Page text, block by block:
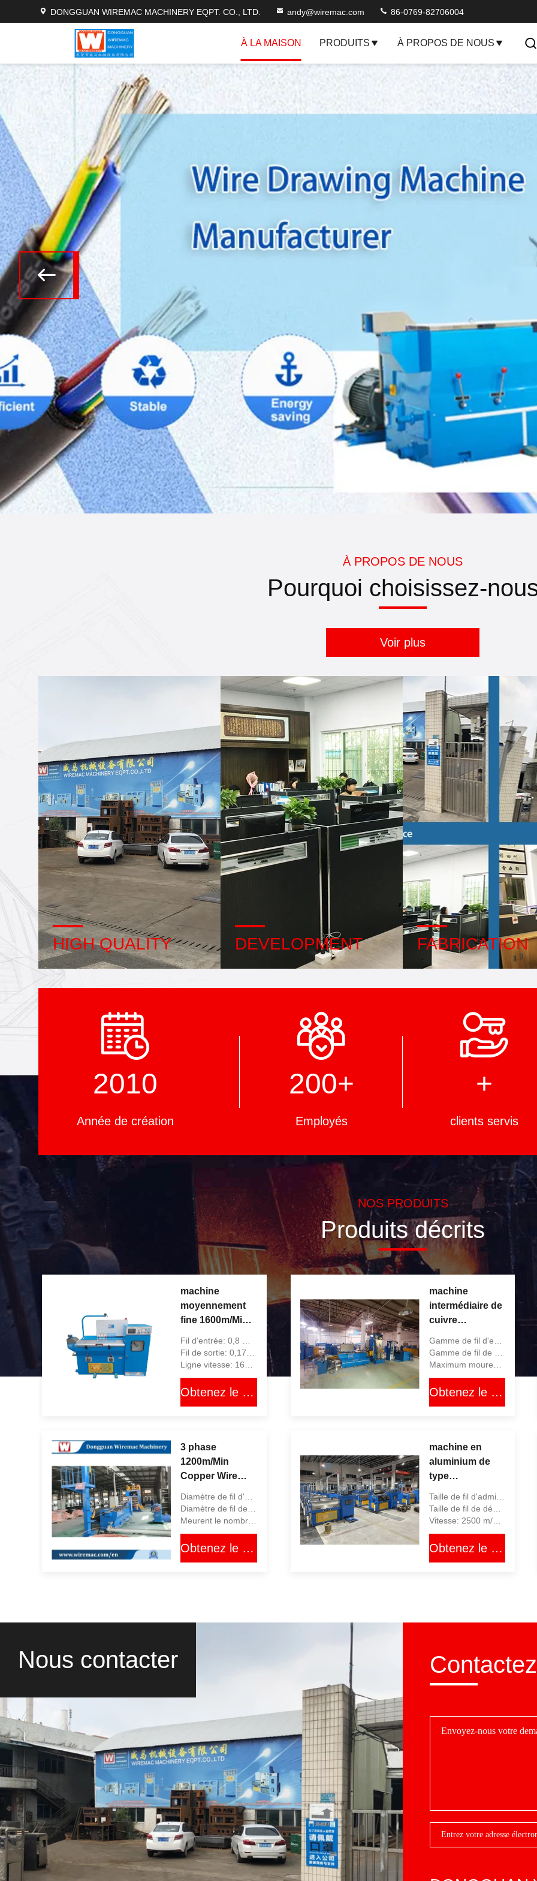
DONGGUAN WIREMAC MACHINERY EQPT. CO., LTD. andy@wiremac.com 86-0769-82706004
À LA MAISON PRODUITS À PROPOS DE NOUS
À PROPOS DE NOUS
Pourquoi choisissez-
Voir plus
HIGH QUALITY
Trust Seal, Credit Check, RoSH and
Supplier Capability Assessment.
system and professional test lab.
DEVELOPMENT
and advanced machinery workshop.
products you need.
FABRICATION
strictement système à
tous les terminaux
delà de votre demande.
2010
Année de création
200+
Employés
+
clients servis
NOS PRODUITS
Produits décrits
machine
moyennement
fine 1600m/Min
tréfilage 50/60Hz
Obtenez le meilleur prix
machine
intermédiaire de
cuivre
55KW de
tréfilage de la
CE 21D
Obtenez le meilleur prix
3 phase
1200m/Min
Copper Wire
Machine, 11
équipement de
dessin des
matrices RBD Obtenez le meilleur prix
machine en
aluminium de
type
tréfilage 24D
avec la garantie
à vie
Taille de fil d'admission: 0,80 MILLIMÈTRES - 1,20 MILLIMÈTRES
Vitesse: 2500 m/min maximum
Obtenez le meilleur prix
Nous contacter